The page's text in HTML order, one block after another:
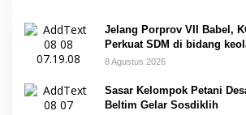
Jelang Porprov VII Babel,
Perkuat SDM di bidang
8 Agustus 2026
Sasar Kelompok Petani
Beltim Gelar Sosdiklih